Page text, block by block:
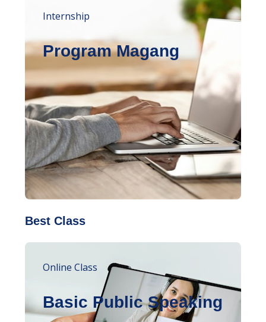
Internship
Program Magang
Best Class
Online Class
Basic Public Speaking